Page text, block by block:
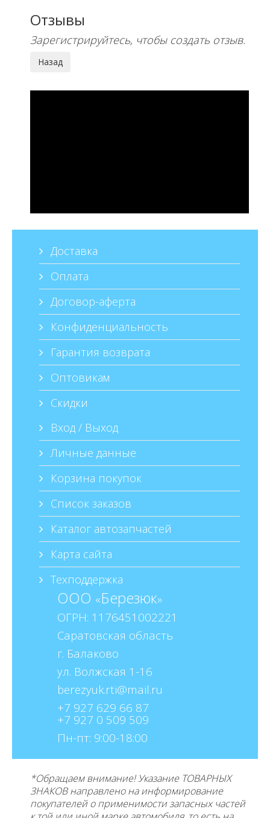
Отзывы
Зарегистрируйтесь, чтобы создать отзыв.
Доставка
Оплата
Договор-аферта
Конфиденциальность
Гарантия возврата
Оптовикам
Скидки
Вход / Выход
Личные данные
Корзина покупок
Список заказов
Каталог автозапчастей
Карта сайта
Техподдержка
ООО «Березюк»
ОГРН: 1176451002221
Саратовская область
г. Балаково
ул. Волжская 1-16
berezyuk.rti@mail.ru
+7 927 629 66 87
+7 927 0 509 509
Пн-пт: 9:00-18:00
*Обращаем внимание! Указание ТОВАРНЫХ
ЗНАКОВ направлено на информирование
покупателей о применимости запасных частей